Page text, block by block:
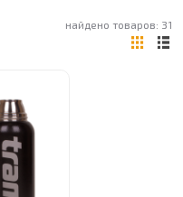
найдено товаров: 31